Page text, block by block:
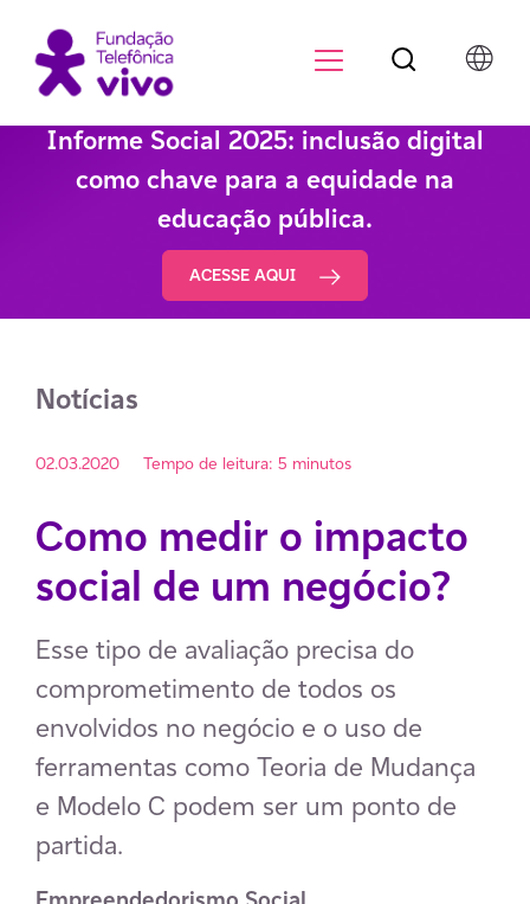
Informe Social 2025: inclusão digital
como chave para a equidade na
educação pública.
ACESSE AQUI
Notícias
02.03.2020 Tempo de leitura: 5 minutos
Como medir o impacto
social de um negócio?
Esse tipo de avaliação precisa do
comprometimento de todos os
envolvidos no negócio e o uso de
ferramentas como Teoria de Mudança
e Modelo C podem ser um ponto de
partida.
Botão de